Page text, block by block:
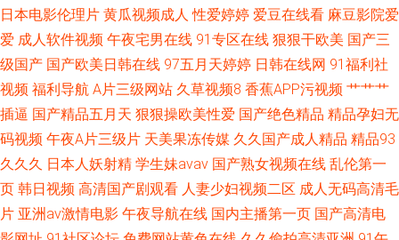
日本电影伦理片 黄瓜视频成人 性爱婷婷 爱豆在线看 麻豆影院爱
爱 成人软件视频 午夜宅男在线 91专区在线 狠狠干欧美 国产三
级国产 国产欧美日韩在线 97五月天婷婷 日韩在线网 91福利社
视频 福利导航 A片三级网站 久草视频8 香蕉APP污视频 艹艹艹
插逼 国产精品五月天 狠狠操欧美性爱 国产绝色精品 精品孕妇无
码视频 午夜A片三级片 天美果冻传媒 久久国产成人精品 精品93
久久久 日本人妖射精 学生妹avav 国产熟女视频在线 乱伦第一
页 韩日视频 高清国产剧观看 人妻少妇视频二区 成人无码高清毛
片 亚洲av激情电影 午夜导航在线 国内主播第一页 国产高清电